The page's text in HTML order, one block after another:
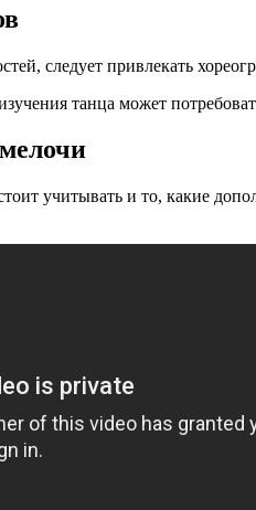
следует привлекать
танца может
учитывать и то, какие